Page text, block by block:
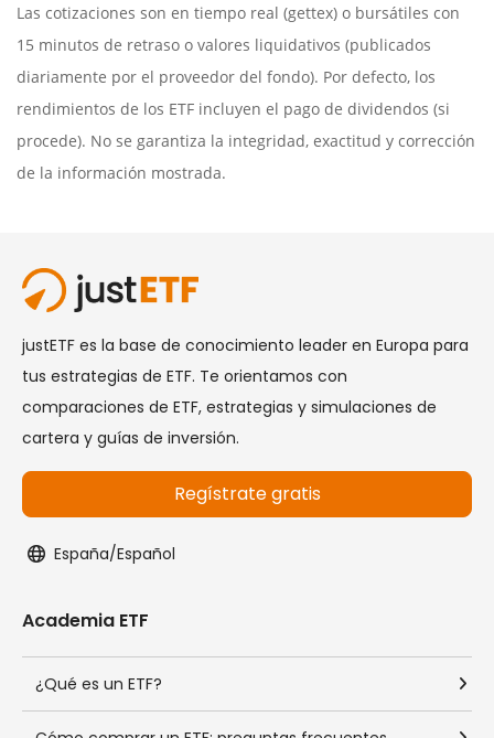
Las cotizaciones son en tiempo real (gettex) o bursátiles con
15 minutos de retraso o valores liquidativos (publicados
diariamente por el proveedor del fondo). Por defecto, los
rendimientos de los ETF incluyen el pago de dividendos (si
procede). No se garantiza la integridad, exactitud y corrección
de la información mostrada.